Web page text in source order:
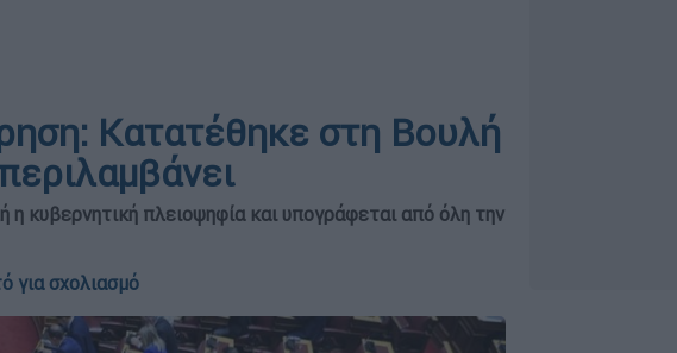
Κατατέθηκε στη Βουλή
κυβερνητική πλειοψηφία και υπογράφεται από όλη την
για σχολιασμό